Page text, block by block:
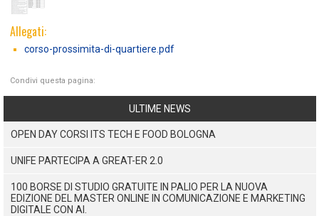
Allegati:
corso-prossimita-di-quartiere.pdf
Condivi questa pagina:
ULTIME NEWS
OPEN DAY CORSI ITS TECH E FOOD BOLOGNA
UNIFE PARTECIPA A GREAT-ER 2.0
100 BORSE DI STUDIO GRATUITE IN PALIO PER LA NUOVA
EDIZIONE DEL MASTER ONLINE IN COMUNICAZIONE E MARKETING
DIGITALE CON AI.